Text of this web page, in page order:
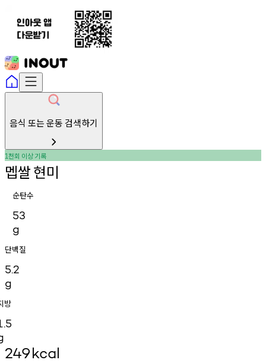
음식 또는 운동 검색하기
1천회 이상기록
멥쌀현미
순탄수
53
g
단백질
5.2
g
방
249kcal